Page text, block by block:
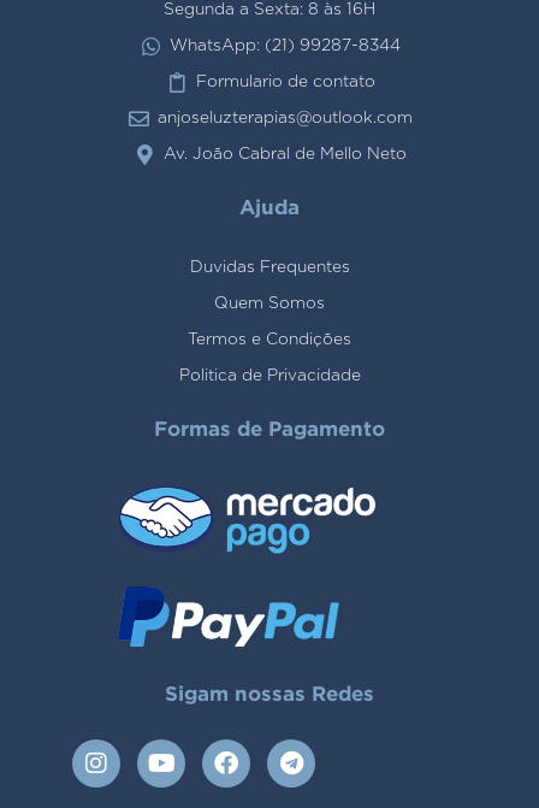
Segunda a Sexta: 8 às 16H
WhatsApp: (21) 99287-8344
Formulario de contato
anjoseluzterapias@outlook.com
Av. João Cabral de Mello Neto
Ajuda
Duvidas Frequentes
Quem Somos
Termos e Condições
Politica de Privacidade
Formas de Pagamento
Sigam nossas Redes
I
n
Y
o
F
a
T
e